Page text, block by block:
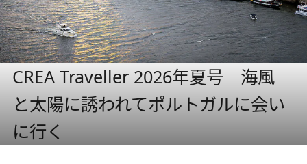
CREA Traveller 2026年夏号 海風
と太陽に誘われてポルトガルに会い
に行く